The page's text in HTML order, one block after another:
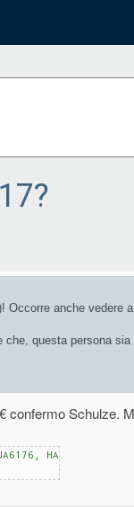
Occorre anche vedere
che, questa persona sia
confermo Schulze.
HA